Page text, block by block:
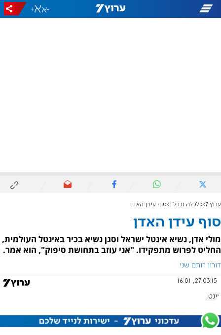
-
+
ערוץ 7 כלכלה ונדל"ן סוף עידן האדן
סוף עידן האדן
מולי אדן, נשיא אינטל ישראל וסגן נשיא בכיר באינטל העולמית,
החליט לפרוש מתפקידו. "אני עוזב בתחושת סיפוק", הוא אמר.
דורון רותם שני
27.03.15, 16:01
אינטל